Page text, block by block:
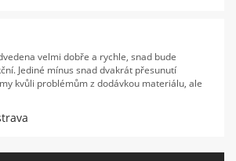
velmi dobře a rychle, snad bude
Jediné mínus snad dvakrát přesunutí
kvůli problémům z dodávkou materiálu, ale